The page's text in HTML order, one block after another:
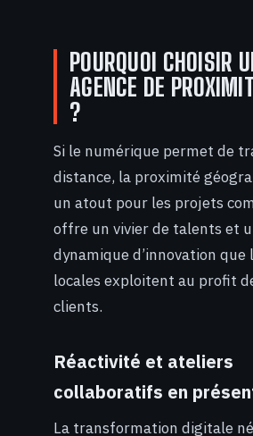
POURQUOI CHOISIR
AGENCE DE
?
Si le numérique permet de
distance, la proximité
un atout pour les projets
offre un vivier de talents et
dynamique d’innovation que
locales exploitent au profit
clients.
Réactivité et ateliers
collaboratifs en
La transformation digitale